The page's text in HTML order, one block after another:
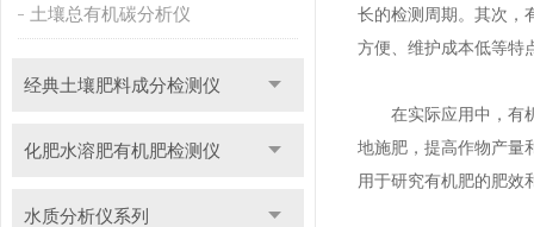
土壤总有机碳分析仪
经典土壤肥料成分检测仪
化肥水溶肥有机肥检测仪
水质分析仪系列
长的检测周期。其次，
方便、维护成本低等特
在实际应用中，有机
地施肥，提高作物产量
用于研究有机肥的肥效